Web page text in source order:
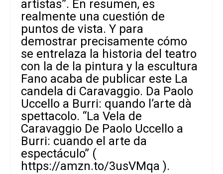
artistas”. En resumen, es
realmente una cuestión de
puntos de vista. Y para
demostrar precisamente cómo
se entrelaza la historia del teatro
con la de la pintura y la escultura
Fano acaba de publicar este La
candela di Caravaggio. Da Paolo
Uccello a Burri: quando l’arte dà
spettacolo. “La Vela de
Caravaggio De Paolo Uccello a
Burri: cuando el arte da
espectáculo” (
https://amzn.to/3usVMqa ).